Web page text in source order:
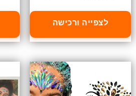
לצפייה ורכישה